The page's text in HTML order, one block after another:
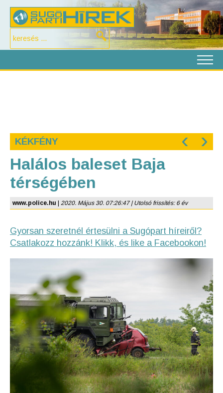
KÉKFÉNY ‹ ›
Halálos baleset Baja
térségében
www.police.hu 2020. Május 30. 07:26:47 | Utolsó frissítés: 6 év
Gyorsan szeretnél értesülni a Sugópart híreiről?
Csatlakozz hozzánk! Klikk, és like a Facebookon!